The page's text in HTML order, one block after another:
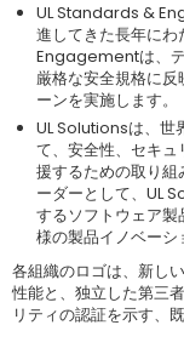
UL Standards &
進してきた長年に
Engagementは、デ
厳格な安全規格に
ーンを実施します。
UL Solutionsは、世
て、安全性、セキ
援するための取り組
ーダーとして、UL
するソフトウェア
様の製品イノベーシ
各組織のロゴは、新し
性能と、独立した第三
リティの認証を示す、